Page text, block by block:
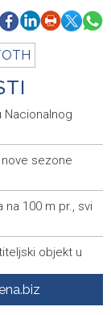
Nacionalnog
sezone
na 100 m pr., svi
objekt u
sezonu,